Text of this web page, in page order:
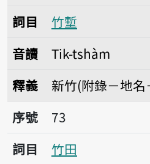
詞目
竹塹
音讀
Tik-tshàm
釋義
新竹(附錄－地
序號73竹田
序號
73
詞目
竹田